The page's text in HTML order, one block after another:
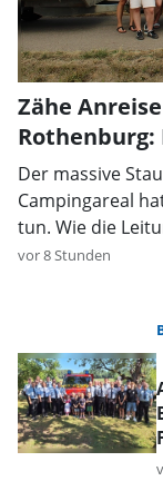
Zähe
Rothenburg:
Der massive
Campingareal
tun. Wie die
vor 8 Stunden